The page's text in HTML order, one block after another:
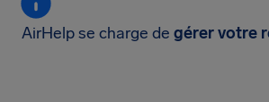
AirHelp se charge de gérer votre